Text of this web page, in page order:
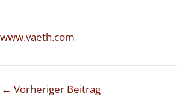
www.vaeth.com
← Vorheriger Beitrag